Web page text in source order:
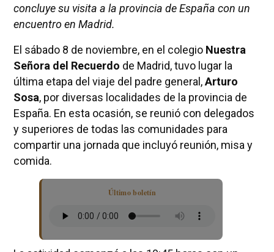
concluye su visita a la provincia de España con un
encuentro en Madrid.
El sábado 8 de noviembre, en el colegio Nuestra
Señora del Recuerdo de Madrid, tuvo lugar la
última etapa del viaje del padre general,Arturo
Sosa, por diversas localidades de la provincia de
España. En esta ocasión, se reunió con delegados
y superiores de todas las comunidades para
compartir una jornada que incluyó reunión, misa y
comida.
Último boletín